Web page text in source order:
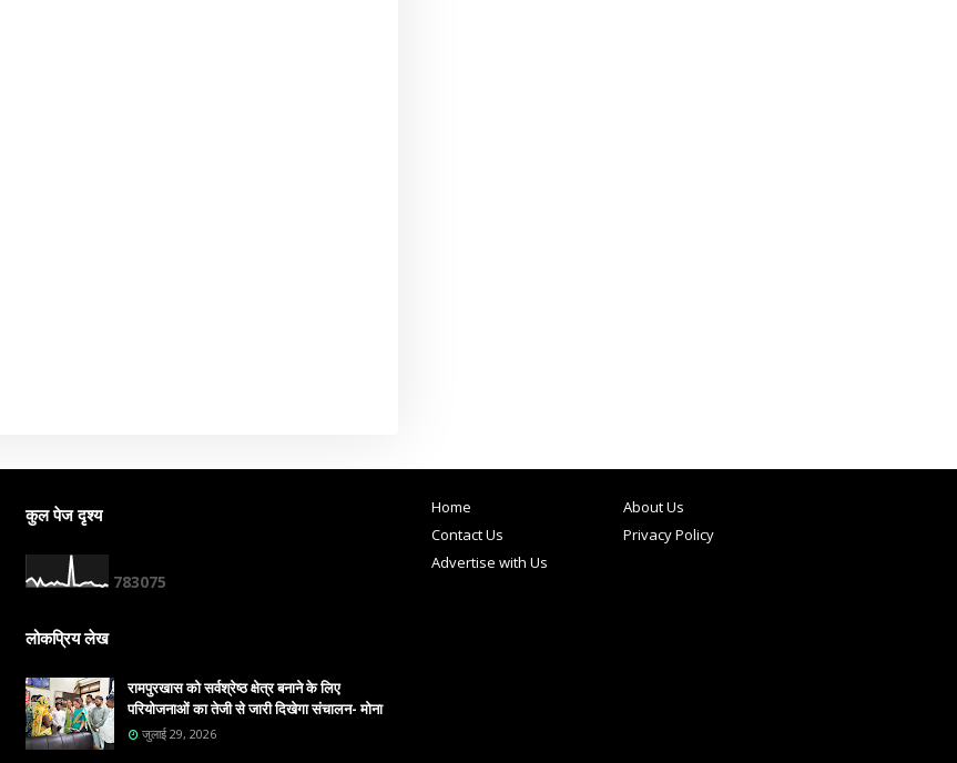
कुल पेज दृश्य
783075
लोकप्रिय लेख
रामपुरखास को सर्वश्रेष्ठ क्षेत्र बनाने के लिए
परियोजनाओं का तेजी से जारी दिखेगा संचालन- मोना
जुलाई 29, 2026
Home
About Us
Contact Us
Privacy Policy
Advertise with Us